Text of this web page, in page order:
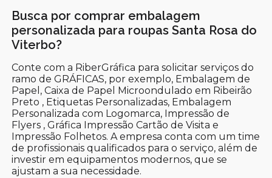
Busca por comprar embalagem
personalizada para roupas Santa Rosa do
Viterbo?
Conte com a RiberGráfica para solicitar serviços do
ramo de GRÁFICAS, por exemplo, Embalagem de
Papel, Caixa de Papel Microondulado em Ribeirão
Preto , Etiquetas Personalizadas, Embalagem
Personalizada com Logomarca, Impressão de
Flyers , Gráfica Impressão Cartão de Visita e
Impressão Folhetos. A empresa conta com um time
de profissionais qualificados para o serviço, além de
investir em equipamentos modernos, que se
ajustam a sua necessidade.